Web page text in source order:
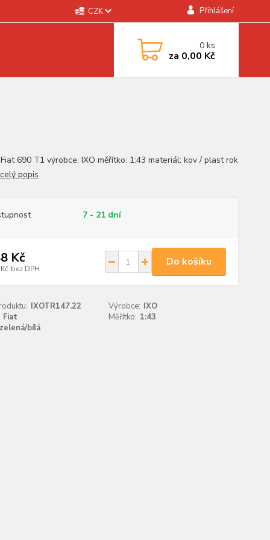
CZK Přihlášení
0ks
za 0,00 Kč
690 T1 výrobce: IXO měřítko: 1:43 materiál: kov / plast rok
celý popis
7 - 21 dní
Kč
bez DPH
Do košíku
IXOTR147.22 Výrobce: IXO
Fiat Měřítko: 1:43
zelená/bílá